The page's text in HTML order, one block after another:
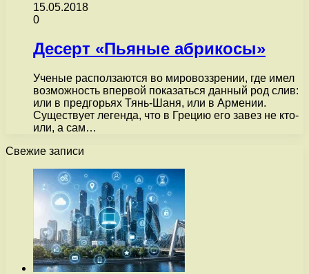
15.05.2018
0
Десерт «Пьяные абрикосы»
Ученые расползаются во мировоззрении, где имел
возможность впервой показаться данный род слив:
или в предгорьях Тянь-Шаня, или в Армении.
Существует легенда, что в Грецию его завез не кто-
или, а сам…
Свежие записи